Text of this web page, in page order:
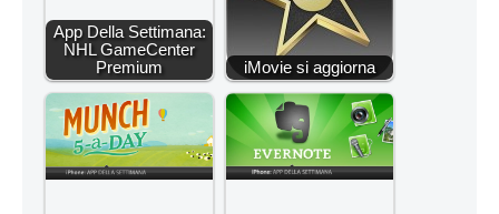
App Della Settimana:
NHL GameCenter
Premium
iMovie si aggiorna